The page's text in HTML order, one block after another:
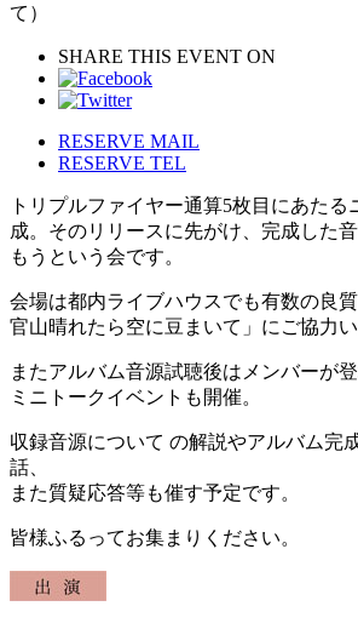
て）
SHARE THIS EVENT ON
RESERVE MAIL
RESERVE TEL
トリプルファイヤー通算5枚目にあた
成。そのリリースに先がけ、完成した
もうという会です。
会場は都内ライブハウスでも有数の良
官山晴れたら空に豆まいて」にご協力い
またアルバム音源試聴後はメンバーが登
ミニトークイベントも開催。
収録音源について の解説やアルバム完
話、
また質疑応答等も催す予定です。
皆様ふるってお集まりください。